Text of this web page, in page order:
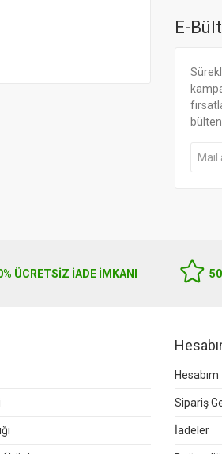
E-
ÜCRETSİZ İADE İMKANI
Hesabım
Sipariş
İadeler